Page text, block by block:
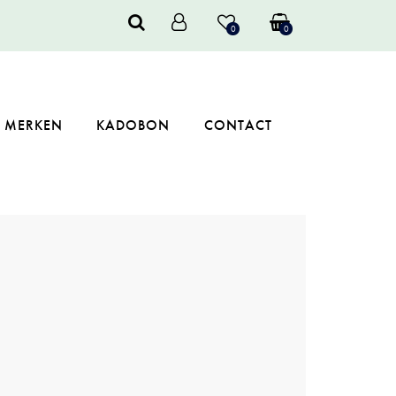
0 0
MERKEN KADOBON CONTACT